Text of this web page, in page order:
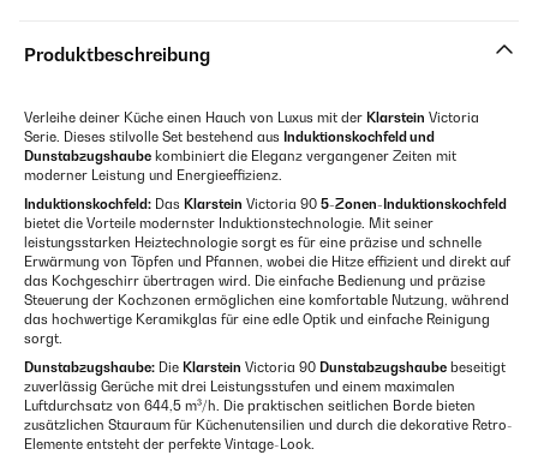
Produktbeschreibung
Verleihe deiner Küche einen Hauch von Luxus mit der Klarstein Victoria
Serie. Dieses stilvolle Set bestehend aus Induktionskochfeld und
Dunstabzugshaube kombiniert die Eleganz vergangener Zeiten mit
moderner Leistung und Energieeffizienz.
Induktionskochfeld: Das Klarstein Victoria 90 5-Zonen-Induktionskochfeld
bietet die Vorteile modernster Induktionstechnologie. Mit seiner
leistungsstarken Heiztechnologie sorgt es für eine präzise und schnelle
Erwärmung von Töpfen und Pfannen, wobei die Hitze effizient und direkt auf
das Kochgeschirr übertragen wird. Die einfache Bedienung und präzise
Steuerung der Kochzonen ermöglichen eine komfortable Nutzung, während
das hochwertige Keramikglas für eine edle Optik und einfache Reinigung
sorgt.
Dunstabzugshaube: Die Klarstein Victoria 90 Dunstabzugshaube beseitigt
zuverlässig Gerüche mit drei Leistungsstufen und einem maximalen
Luftdurchsatz von 644,5 m³/h. Die praktischen seitlichen Borde bieten
zusätzlichen Stauraum für Küchenutensilien und durch die dekorative Retro-
Elemente entsteht der perfekte Vintage-Look.